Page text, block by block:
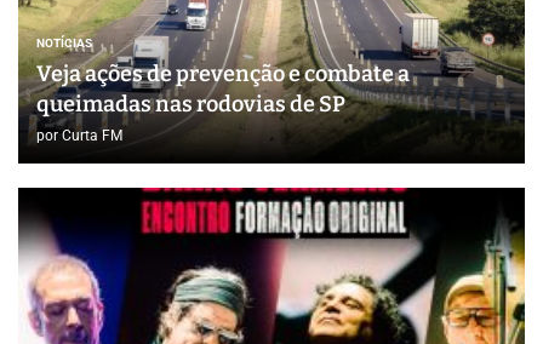
NOTÍCIAS
Veja ações de prevenção e combate a
queimadas nas rodovias de SP
por Curta FM